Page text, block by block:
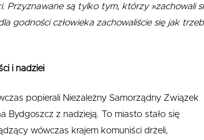
Przyznawane są tylko tym, którzy »zachowali
godności człowieka zachowaliście się jak
i nadziei
popierali Niezależny Samorządny Związek
Bydgoszcz z nadzieją. To miasto stało się
wówczas krajem komuniści drżeli,